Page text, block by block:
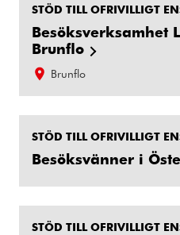
STÖD TILL OFRIVILLIGT
Besöksverksamhet
Brunflo
Brunflo
STÖD TILL OFRIVILLIGT
Besöksvänner i
STÖD TILL OFRIVILLIGT